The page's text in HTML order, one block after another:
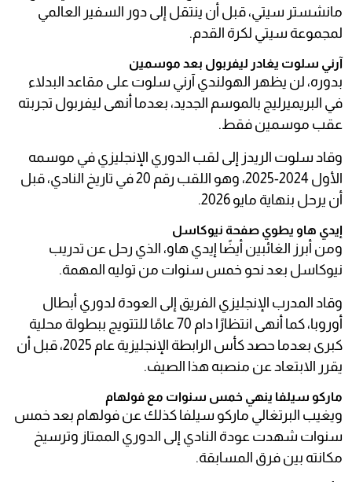
مانشستر سيتي، قبل أن ينتقل إلى دور السفير العالمي
لمجموعة سيتي لكرة القدم.
آرني سلوت يغادر ليفربول بعد موسمين
بدوره، لن يظهر الهولندي آرني سلوت على مقاعد البدلاء
في البريميرليج بالموسم الجديد، بعدما أنهى ليفربول تجربته
عقب موسمين فقط.
وقاد سلوت الريدز إلى لقب الدوري الإنجليزي في موسمه
الأول 2024-2025، وهو اللقب رقم 20 في تاريخ النادي، قبل
أن يرحل بنهاية مايو 2026.
إيدي هاو يطوي صفحة نيوكاسل
ومن أبرز الغائبين أيضًا إيدي هاو، الذي رحل عن تدريب
نيوكاسل بعد نحو خمس سنوات من توليه المهمة.
وقاد المدرب الإنجليزي الفريق إلى العودة لدوري أبطال
أوروبا، كما أنهى انتظارًا دام 70 عامًا للتتويج ببطولة محلية
كبرى بعدما حصد كأس الرابطة الإنجليزية عام 2025، قبل أن
يقرر الابتعاد عن منصبه هذا الصيف.
ماركو سيلفا ينهي خمس سنوات مع فولهام
ويغيب البرتغالي ماركو سيلفا كذلك عن فولهام بعد خمس
سنوات شهدت عودة النادي إلى الدوري الممتاز وترسيخ
مكانته بين فرق المسابقة.